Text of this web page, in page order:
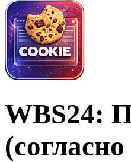
WBS24: